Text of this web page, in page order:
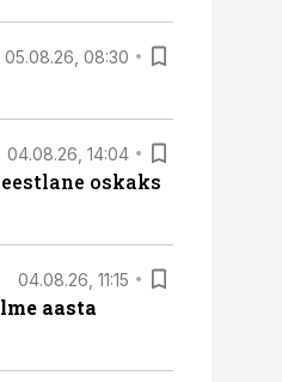
05.08.26, 08:30
04.08.26, 14:04
oskaks
04.08.26, 11:15
aasta